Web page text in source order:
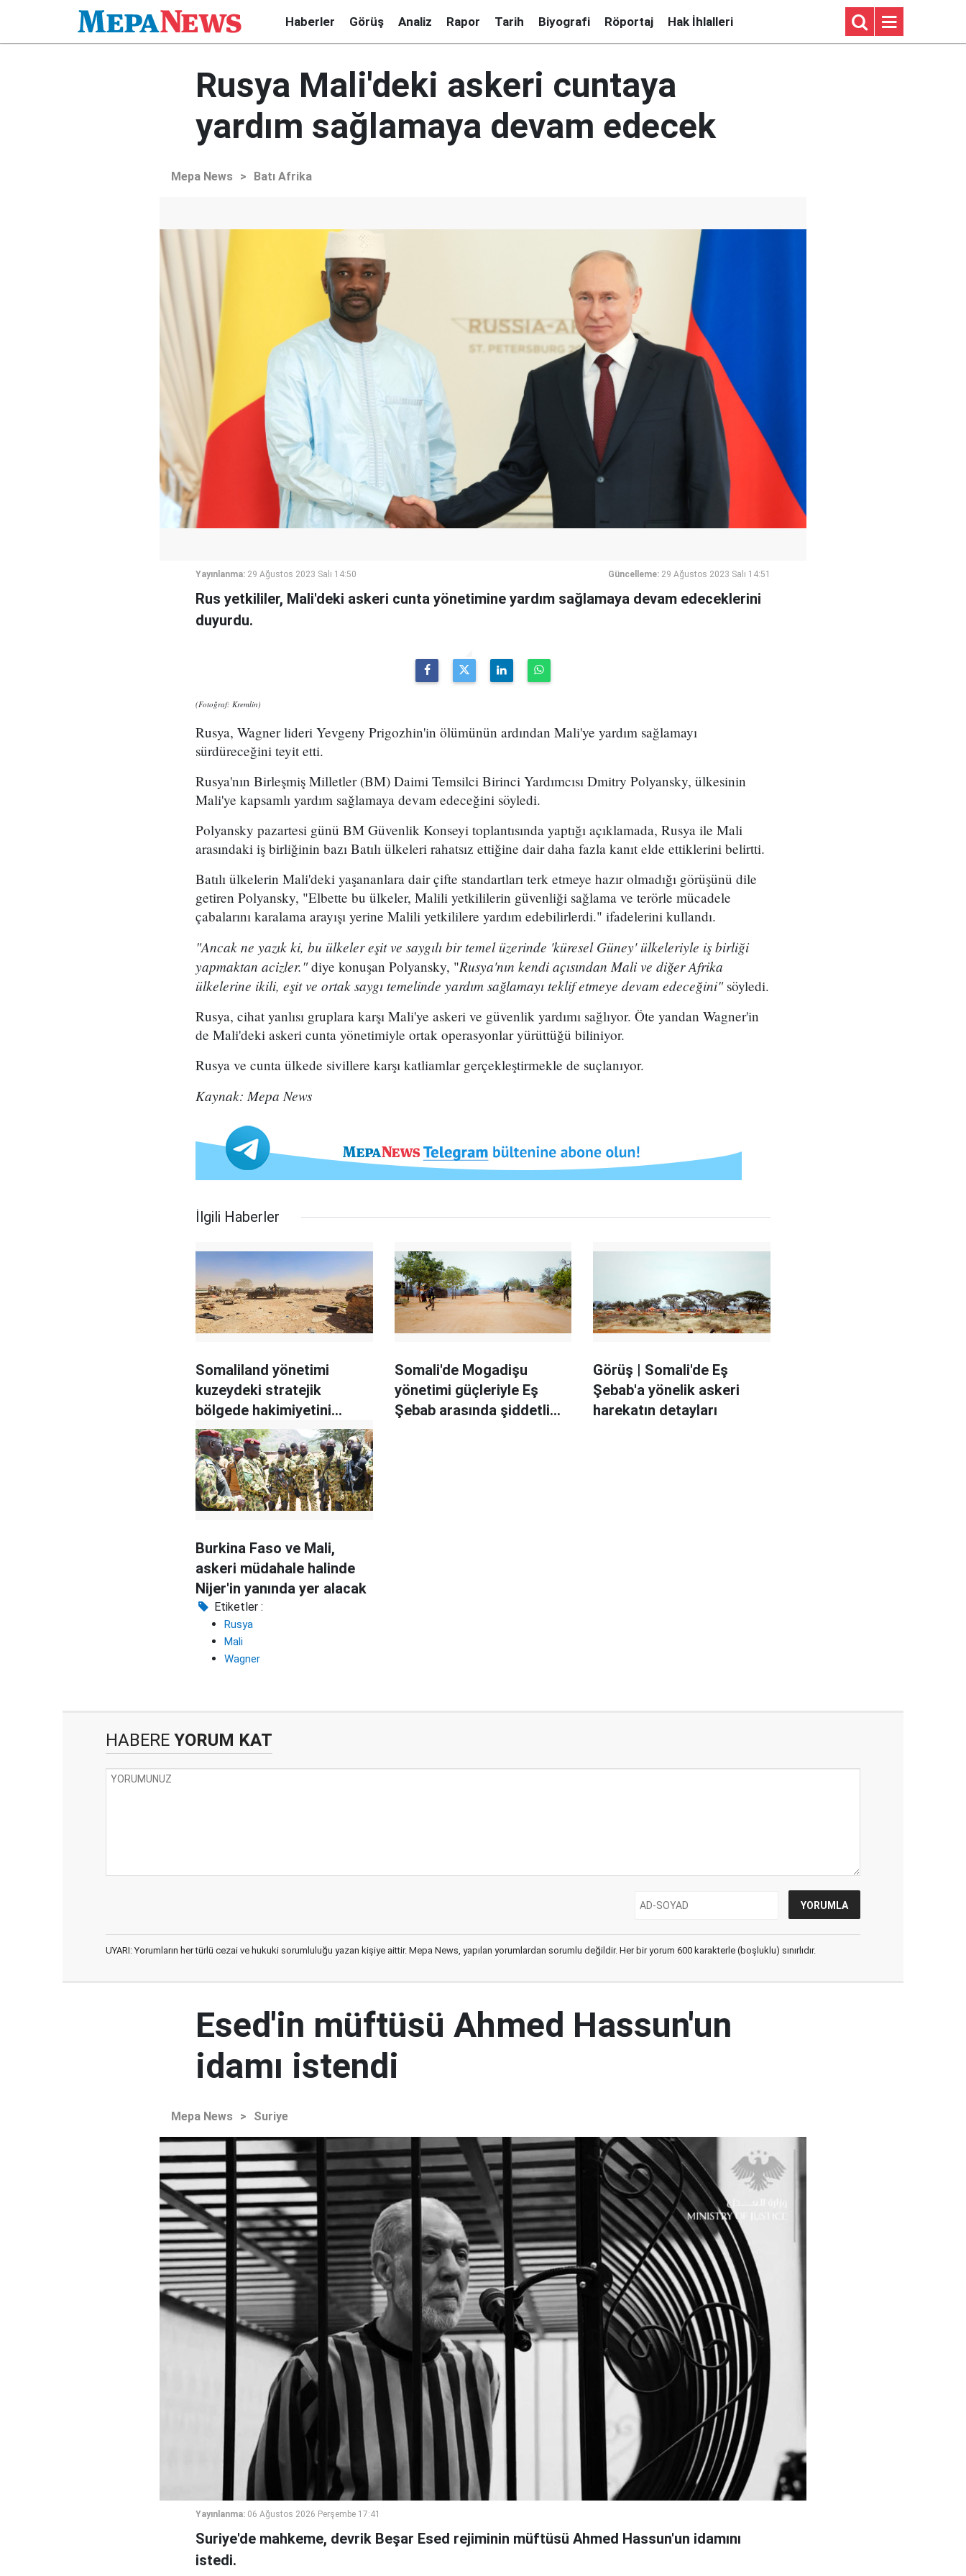
Haberler Görüş Analiz Rapor Tarih Biyografi Röportaj Hak İhlalleri
Rusya Mali'deki askeri cuntaya
yardım sağlamaya devam edecek
Mepa News > Batı Afrika
Yayınlanma: 29 Ağustos 2023 Salı 14:50 Güncelleme: 29 Ağustos 2023 Salı 14:51
Rus yetkililer, Mali'deki askeri cunta yönetimine yardım sağlamaya devam edeceklerini
duyurdu.
(Fotoğraf: Kremlin)
Rusya, Wagner lideri Yevgeny Prigozhin'in ölümünün ardından Mali'ye yardım sağlamayı
sürdüreceğini teyit etti.
Rusya'nın Birleşmiş Milletler (BM) Daimi Temsilci Birinci Yardımcısı Dmitry Polyansky, ülkesinin
Mali'ye kapsamlı yardım sağlamaya devam edeceğini söyledi.
Polyansky pazartesi günü BM Güvenlik Konseyi toplantısında yaptığı açıklamada, Rusya ile Mali
arasındaki iş birliğinin bazı Batılı ülkeleri rahatsız ettiğine dair daha fazla kanıt elde ettiklerini belirtti.
Batılı ülkelerin Mali'deki yaşananlara dair çifte standartları terk etmeye hazır olmadığı görüşünü dile
getiren Polyansky, "Elbette bu ülkeler, Malili yetkililerin güvenliği sağlama ve terörle mücadele
çabalarını karalama arayışı yerine Malili yetkililere yardım edebilirlerdi." ifadelerini kullandı.
"Ancak ne yazık ki, bu ülkeler eşit ve saygılı bir temel üzerinde 'küresel Güney' ülkeleriyle iş birliği
yapmaktan acizler."diye konuşan Polyansky, "Rusya'nın kendi açısından Mali ve diğer Afrika
ülkelerine ikili, eşit ve ortak saygı temelinde yardım sağlamayı teklif etmeye devam edeceğini"söyledi.
Rusya, cihat yanlısı gruplara karşı Mali'ye askeri ve güvenlik yardımı sağlıyor. Öte yandan Wagner'in
de Mali'deki askeri cunta yönetimiyle ortak operasyonlar yürüttüğü biliniyor.
Rusya ve cunta ülkede sivillere karşı katliamlar gerçekleştirmekle de suçlanıyor.
Kaynak: Mepa News
İlgili Haberler
Somaliland yönetimi
kuzeydeki stratejik
bölgede hakimiyetini
kaybediyor
Somali'de Mogadişu
yönetimi güçleriyle Eş
Şebab arasında şiddetli
Görüş | Somali'de Eş
Şebab'a yönelik askeri
harekatın detayları
Burkina Faso ve Mali,
askeri müdahale halinde
Nijer'in yanında yer alacak
Etiketler :
Rusya
Mali
Wagner
HABERE YORUM KAT
UYARI: Yorumların her türlü cezai ve hukuki sorumluluğu yazan kişiye aittir. Mepa News, yapılan yorumlardan sorumlu değildir. Her bir yorum 600 karakterle (boşluklu) sınırlıdır.
Esed'in müftüsü Ahmed Hassun'un
idamı istendi
Mepa News > Suriye
Yayınlanma: 06 Ağustos 2026 Perşembe 17:41
Suriye'de mahkeme, devrik Beşar Esed rejiminin müftüsü Ahmed Hassun'un idamını
istedi.